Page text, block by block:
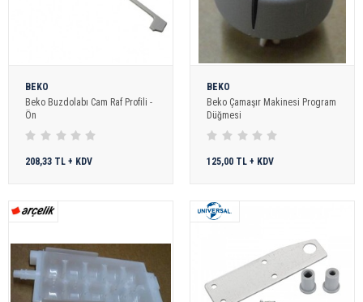
BEKO
Beko Buzdolabı Cam Raf Profili -
Ön
208,33 TL + KDV
BEKO
Beko Çamaşır Makinesi Program
Düğmesi
125,00 TL + KDV